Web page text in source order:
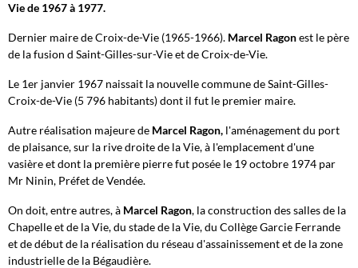
Vie de 1967 à 1977.
Dernier maire de Croix-de-Vie (1965-1966). Marcel Ragonest le père
de la fusion d Saint-Gilles-sur-Vie et de Croix-de-Vie.
Le 1er janvier 1967 naissait la nouvelle commune de Saint-Gilles-
Croix-de-Vie (5 796 habitants) dont il fut le premier maire.
Autre réalisation majeure de Marcel Ragon, l'aménagement du port
de plaisance, sur la rive droite de la Vie, à l'emplacement d'une
vasière et dont la première pierre fut posée le 19 octobre 1974 par
Mr Ninin, Préfet de Vendée.
On doit, entre autres, à Marcel Ragon, la construction des salles de la
Chapelle et de la Vie, du stade de la Vie, du Collège Garcie Ferrande
et de début de la réalisation du réseau d'assainissement et de la zone
industrielle de la Bégaudière.